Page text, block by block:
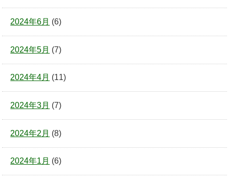
2024年6月 (6)
2024年5月 (7)
2024年4月 (11)
2024年3月 (7)
2024年2月 (8)
2024年1月 (6)